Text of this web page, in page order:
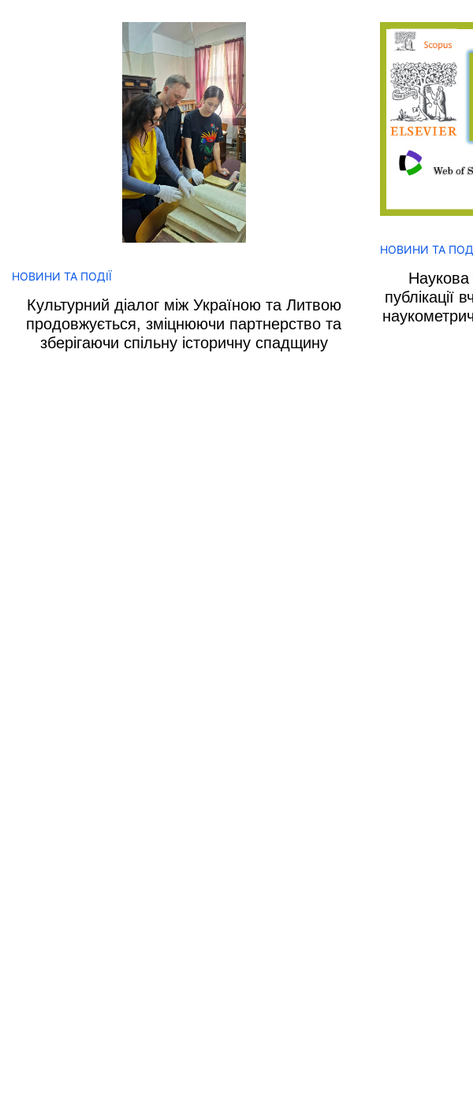
НОВИНИ ТА ПОДІЇ
Культурний діалог між Україною та Литвою
продовжується, зміцнюючи партнерство та
зберігаючи спільну історичну спадщину
НОВИНИ ТА
Наукова
публікації